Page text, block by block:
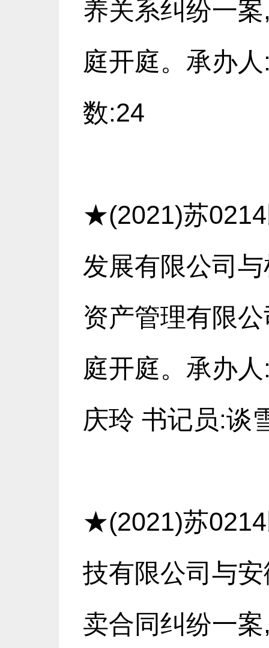
养关系纠纷一
庭开庭。承办
数:24
★(2021)苏
发展有限公司
资产管理有限
庭开庭。承办
庆玲 书记员:谈
★(2021)苏
技有限公司与
卖合同纠纷一